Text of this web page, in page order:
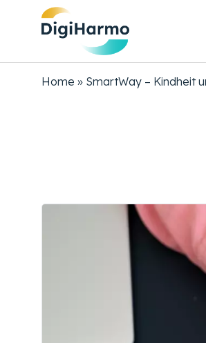
Breadcrumb
Home SmartWay – Kindheit